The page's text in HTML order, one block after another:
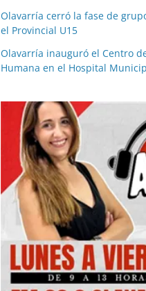
Olavarría cerró la fase de
el Provincial U15
Olavarría inauguró el Centro
Humana en el Hospital